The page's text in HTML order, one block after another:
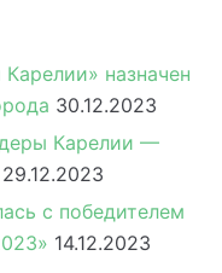
назначен
30.12.2023
Карелии —
29.12.2023
с победителем
14.12.2023